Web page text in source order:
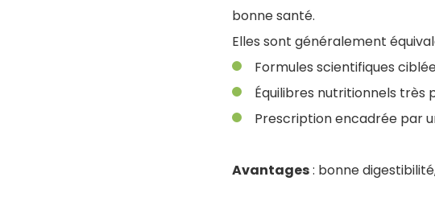
bonne santé.
Elles sont généralement
Formules scientifiques
Équilibres nutritionnels très
Prescription encadrée par
Avantages: bonne